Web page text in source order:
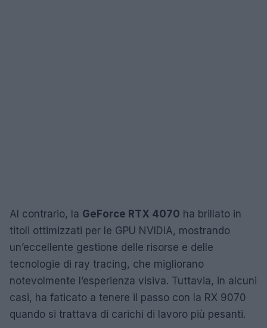
Al contrario, la GeForce RTX 4070 ha brillato in
titoli ottimizzati per le GPU NVIDIA, mostrando
un’eccellente gestione delle risorse e delle
tecnologie di ray tracing, che migliorano
notevolmente l’esperienza visiva. Tuttavia, in alcuni
casi, ha faticato a tenere il passo con la RX 9070
quando si trattava di carichi di lavoro più pesanti.